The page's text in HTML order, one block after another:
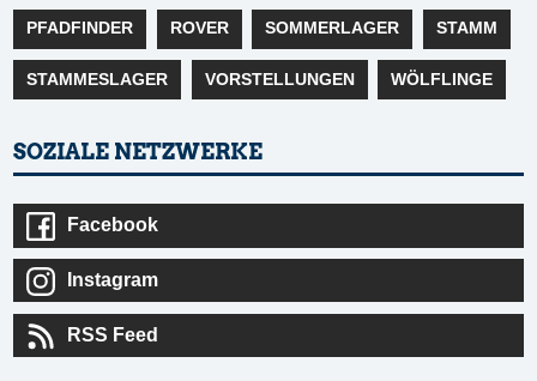
PFADFINDER ROVER SOMMERLAGER STAMM
STAMMESLAGER VORSTELLUNGEN WÖLFLINGE
SOZIALE NETZWERKE
Facebook
Instagram
RSS Feed